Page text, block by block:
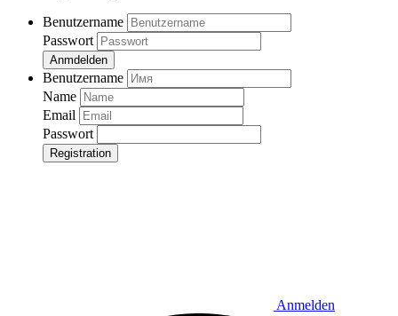
Benutzername
Passwort
Anmdelden
Benutzername
Name
Email
Passwort
Registration
Anmelden